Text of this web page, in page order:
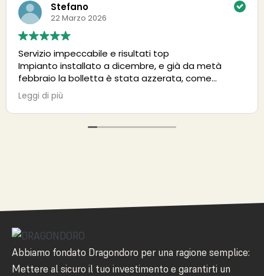
Susanna Papini
12 Aprile 2025
Molto competenti, gentili e disponibili. Hanno risolto
in breve tempo problemi causati da altri.
Consigliatissimi!!!!
Abbiamo fondato Dragondoro per una ragione semplice:
Mettere al sicuro il tuo investimento e garantirti un